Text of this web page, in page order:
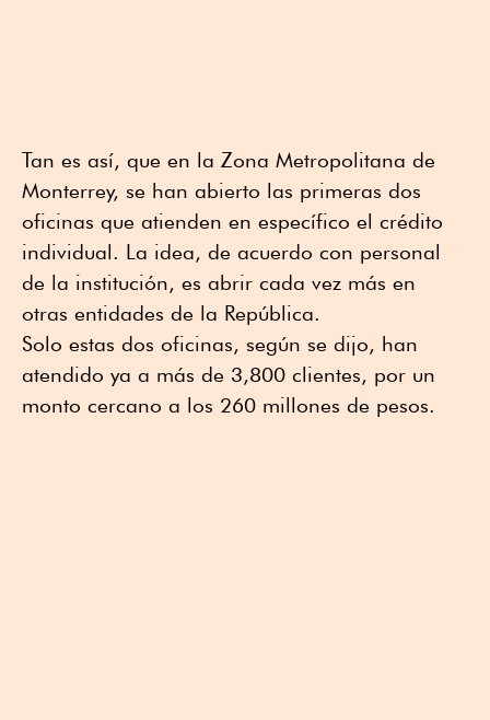
Tan es así, que en la Zona Metropolitana de
Monterrey, se han abierto las primeras dos
oficinas que atienden en específico el crédito
individual. La idea, de acuerdo con personal
de la institución, es abrir cada vez más en
otras entidades de la República.
Solo estas dos oficinas, según se dijo, han
atendido ya a más de 3,800 clientes, por un
monto cercano a los 260 millones de pesos.